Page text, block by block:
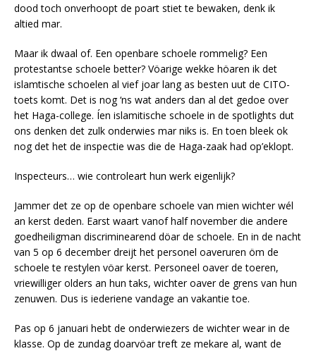
dood toch onverhoopt de poart stiet te bewaken, denk ik
altied mar.
Maar ik dwaal of. Een openbare schoele rommelig? Een
protestantse schoele better? Vöarige wekke höaren ik det
islamtische schoelen al vief joar lang as besten uut de CITO-
toets komt. Det is nog ‘ns wat anders dan al det gedoe over
het Haga-college. Íen islamitische schoele in de spotlights dut
ons denken det zulk onderwies mar niks is. En toen bleek ok
nog det het de inspectie was die de Haga-zaak had op’eklopt.
Inspecteurs… wie controleart hun werk eigenlijk?
Jammer det ze op de openbare schoele van mien wichter wél
an kerst deden. Earst waart vanof half november die andere
goedheiligman discriminearend döar de schoele. En in de nacht
van 5 op 6 december dreijt het personel oaveruren öm de
schoele te restylen vöar kerst. Personeel oaver de toeren,
vriewilliger olders an hun taks, wichter oaver de grens van hun
zenuwen. Dus is iederiene vandage an vakantie toe.
Pas op 6 januari hebt de onderwiezers de wichter wear in de
klasse. Op de zundag doarvöar treft ze mekare al, want de